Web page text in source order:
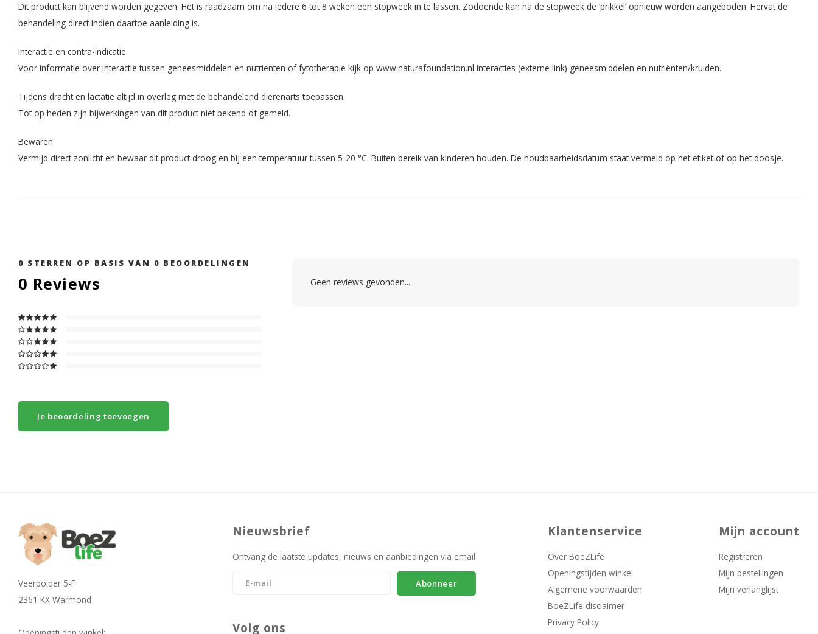
Dit product kan blijvend worden gegeven. Het is raadzaam om na iedere 6 tot 8 weken een stopweek in te lassen. Zodoende kan na de stopweek de ‘prikkel’ opnieuw worden aangeboden. Hervat de
behandeling direct indien daartoe aanleiding is.
Interactie en contra-indicatie
Voor informatie over interactie tussen geneesmiddelen en nutriënten of fytotherapie kijk op www.naturafoundation.nl Interacties (externe link) geneesmiddelen en nutriënten/kruiden.
Tijdens dracht en lactatie altijd in overleg met de behandelend dierenarts toepassen.
Tot op heden zijn bijwerkingen van dit product niet bekend of gemeld.
Bewaren
Vermijd direct zonlicht en bewaar dit product droog en bij een temperatuur tussen 5-20 °C. Buiten bereik van kinderen houden. De houdbaarheidsdatum staat vermeld op het etiket of op het doosje.
0 STERREN OP BASIS VAN 0 BEOORDELINGEN
0 Reviews
Je beoordeling toevoegen
Geen reviews gevonden...
Veerpolder 5-F
2361 KX Warmond
Nieuwsbrief
Ontvang de laatste updates, nieuws en aanbiedingen via email
Abonneer
Volg ons
Klantenservice
Over BoeZLife
Openingstijden winkel
Algemene voorwaarden
BoeZLife disclaimer
Privacy Policy
Mijn account
Registreren
Mijn bestellingen
Mijn verlanglijst